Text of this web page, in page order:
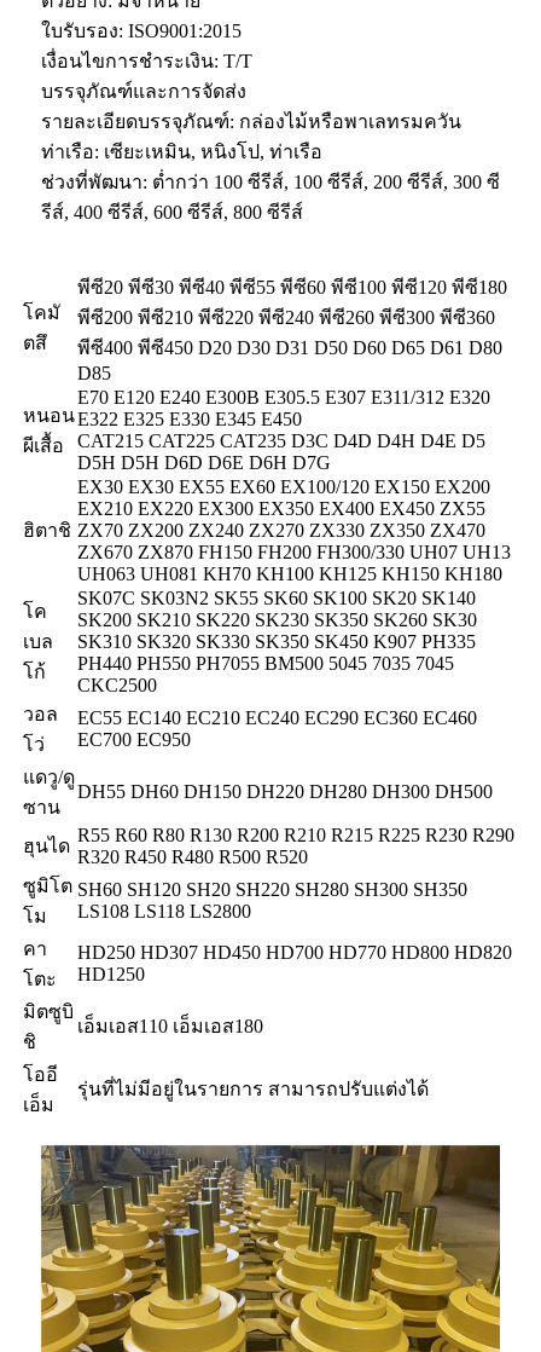
ใบรับรอง: ISO9001:2015
เงื่อนไขการชำระเงิน: T/T
บรรจุภัณฑ์และการจัดส่ง
รายละเอียดบรรจุภัณฑ์: กล่องไม้หรือพาเลทรมควัน
ท่าเรือ: เซียะเหมิน, หนิงโป, ท่าเรือ
ช่วงที่พัฒนา: ต่ำกว่า 100 ซีรีส์, 100 ซีรีส์, 200 ซีรีส์, 300 ซี
รีส์, 400 ซีรีส์, 600 ซีรีส์, 800 ซีรีส์
โคมั
ตสึ
พีซี20 พีซี30 พีซี40 พีซี55 พีซี60 พีซี100 พีซี120 พีซี180
พีซี200 พีซี210 พีซี220 พีซี240 พีซี260 พีซี300 พีซี360
พีซี400 พีซี450 D20 D30 D31 D50 D60 D65 D61 D80
D85
หนอน
ผีเสื้อ
E70 E120 E240 E300B E305.5 E307 E311/312 E320
E322 E325 E330 E345 E450
CAT215 CAT225 CAT235 D3C D4D D4H D4E D5
D5H D5H D6D D6E D6H D7G
ฮิตาชิ
EX30 EX30 EX55 EX60 EX100/120 EX150 EX200
EX210 EX220 EX300 EX350 EX400 EX450 ZX55
ZX70 ZX200 ZX240 ZX270 ZX330 ZX350 ZX470
ZX670 ZX870 FH150 FH200 FH300/330 UH07 UH13
UH063 UH081 KH70 KH100 KH125 KH150 KH180
โค
เบล
โก้
SK07C SK03N2 SK55 SK60 SK100 SK20 SK140
SK200 SK210 SK220 SK230 SK350 SK260 SK30
SK310 SK320 SK330 SK350 SK450 K907 PH335
PH440 PH550 PH7055 BM500 5045 7035 7045
CKC2500
วอล
โว่
EC55 EC140 EC210 EC240 EC290 EC360 EC460
EC700 EC950
แดวู/ดู
ซาน
DH55 DH60 DH150 DH220 DH280 DH300 DH500
ฮุนได
R55 R60 R80 R130 R200 R210 R215 R225 R230 R290
R320 R450 R480 R500 R520
ซูมิโต
โม
SH60 SH120 SH20 SH220 SH280 SH300 SH350
LS108 LS118 LS2800
คา
โตะ
HD250 HD307 HD450 HD700 HD770 HD800 HD820
HD1250
มิตซูบิ
ชิ
เอ็มเอส110 เอ็มเอส180
โออี
เอ็ม
รุ่นที่ไม่มีอยู่ในรายการ สามารถปรับแต่งได้